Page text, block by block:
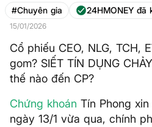
#Chuyên gia 24HMONEY đã
15/01/2026
Cổ phiếu CEO, NLG, TCH,
gom? SIẾT TÍN DỤNG
thế nào đến CP?
Chứng khoán Tín Phong
ngày 13/1 vừa qua, chính